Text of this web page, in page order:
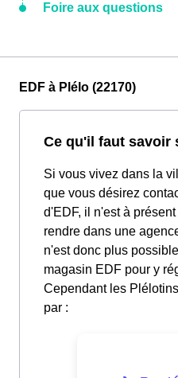
Foire aux questions
EDF à Plélo (22170)
Ce qu'il faut savoir
Si vous vivez dans la
que vous désirez
d'EDF, il n'est à
rendre dans une
n'est donc plus
magasin EDF pour y
Cependant les
par :